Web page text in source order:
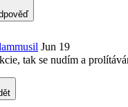
Jun 19
tak se nudím a